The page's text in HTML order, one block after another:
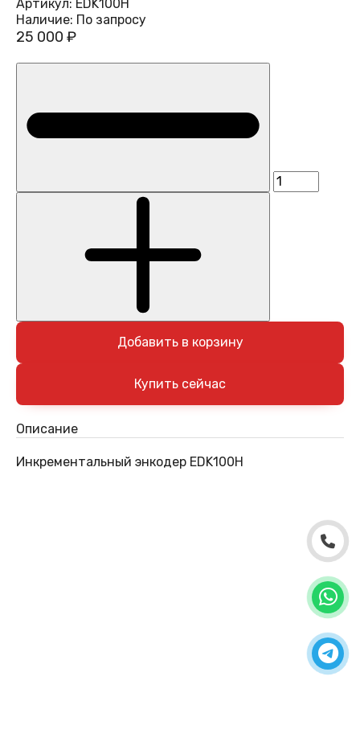
Артикул: EDK100H
Наличие: По запросу
25 000 ₽
Добавить в корзину
Описание
Инкрементальный энкодер EDK100H